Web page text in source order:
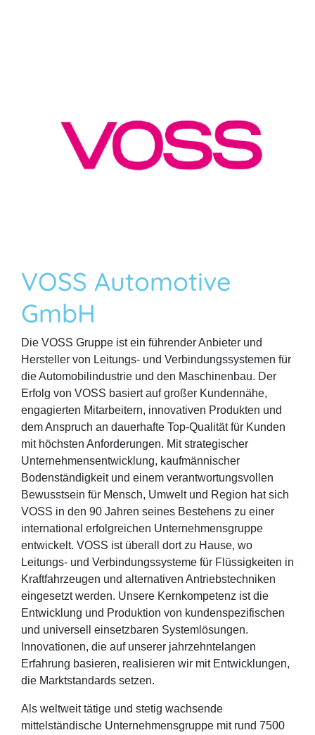
VOSS Automotive
GmbH
Die VOSS Gruppe ist ein führender Anbieter und
Hersteller von Leitungs- und Verbindungssystemen für
die Automobilindustrie und den Maschinenbau. Der
Erfolg von VOSS basiert auf großer Kundennähe,
engagierten Mitarbeitern, innovativen Produkten und
dem Anspruch an dauerhafte Top-Qualität für Kunden
mit höchsten Anforderungen. Mit strategischer
Unternehmensentwicklung, kaufmännischer
Bodenständigkeit und einem verantwortungsvollen
Bewusstsein für Mensch, Umwelt und Region hat sich
VOSS in den 90 Jahren seines Bestehens zu einer
international erfolgreichen Unternehmensgruppe
entwickelt. VOSS ist überall dort zu Hause, wo
Leitungs- und Verbindungssysteme für Flüssigkeiten in
Kraftfahrzeugen und alternativen Antriebstechniken
eingesetzt werden. Unsere Kernkompetenz ist die
Entwicklung und Produktion von kundenspezifischen
und universell einsetzbaren Systemlösungen.
Innovationen, die auf unserer jahrzehntelangen
Erfahrung basieren, realisieren wir mit Entwicklungen,
die Marktstandards setzen.
Als weltweit tätige und stetig wachsende
mittelständische Unternehmensgruppe mit rund 7500